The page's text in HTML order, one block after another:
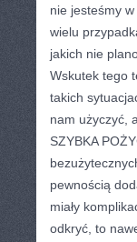
nie jesteśmy
wielu
jakich nie
Wskutek tego
takich
nam użyczyć,
SZYBKA
pewnością
miały
odkryć, to